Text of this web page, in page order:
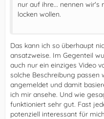
nur auf ihre... nennen
locken wollen.
Das kann ich so überhaupt
ansatzweise. Im Gegenteil
auch nur ein einziges Video
solche Beschreibung passen
angemeldet und damit
ich mir ansehe. Und wie
funktioniert sehr gut. Fast
potenziell interessant für